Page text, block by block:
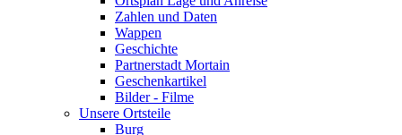
Zahlen und Daten
Wappen
Geschichte
Partnerstadt Mortain
Geschenkartikel
Bilder - Filme
Unsere Ortsteile
Burg